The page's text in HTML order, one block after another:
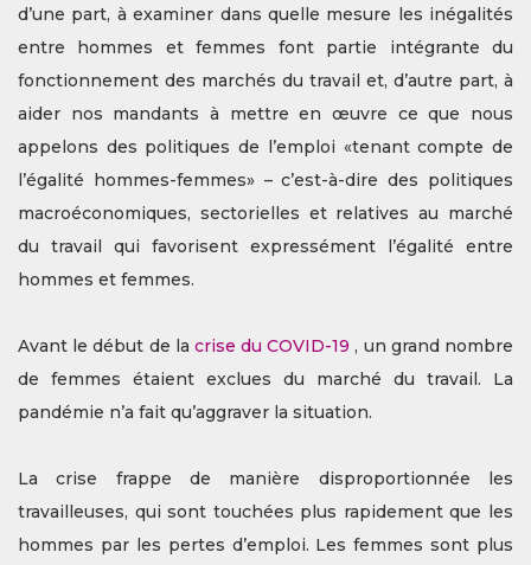
d’une part, à examiner dans quelle mesure les inégalités
entre hommes et femmes font partie intégrante du
fonctionnement des marchés du travail et, d’autre part, à
aider nos mandants à mettre en œuvre ce que nous
appelons des politiques de l’emploi «tenant compte de
l’égalité hommes-femmes» – c’est-à-dire des politiques
macroéconomiques, sectorielles et relatives au marché
du travail qui favorisent expressément l’égalité entre
hommes et femmes.
Avant le début de la crise du COVID-19 , un grand nombre
de femmes étaient exclues du marché du travail. La
pandémie n’a fait qu’aggraver la situation.
La crise frappe de manière disproportionnée les
travailleuses, qui sont touchées plus rapidement que les
hommes par les pertes d’emploi. Les femmes sont plus